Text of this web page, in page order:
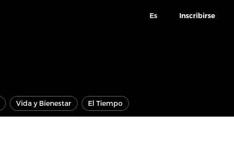
Es Inscribirse
Vida y Bienestar El Tiempo